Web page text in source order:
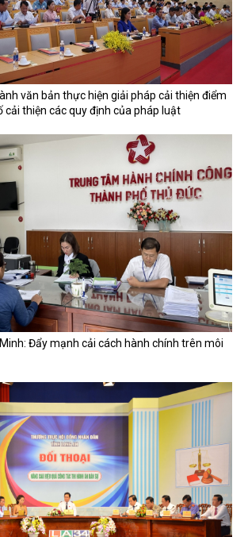
văn bản thực hiện giải pháp cải thiện điểm
cải thiện các quy định của pháp luật
Đẩy mạnh cải cách hành chính trên môi